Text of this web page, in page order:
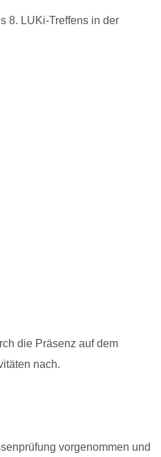
8. LUKi-Treffens in der
die Präsenz auf dem
nach.
vorgenommen und